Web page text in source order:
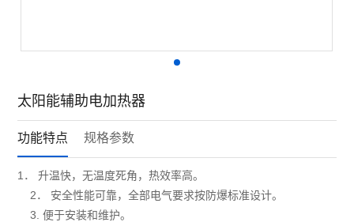
太阳能辅助电加热器
功能特点 规格参数
1． 升温快，无温度死角，热效率高。
2． 安全性能可靠，全部电气要求按防爆标准设计。
3. 便于安装和维护。